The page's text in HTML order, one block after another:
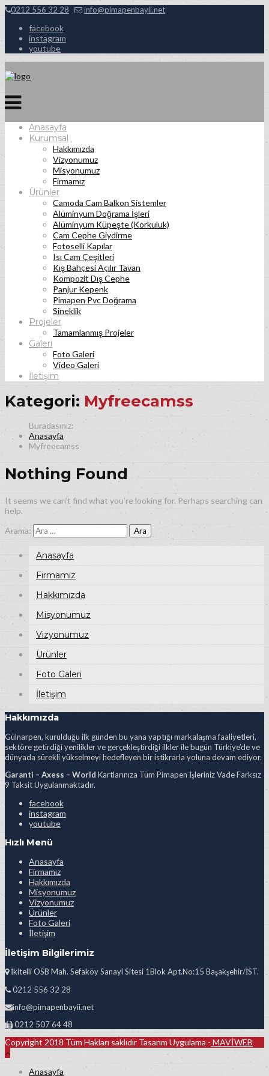
0212 556 32 28 info@pimapenbayii.net
facebook
instagram
youtube
Anasayfa
Kurumsal
Hakkımızda
Vizyonumuz
Misyonumuz
Firmamız
Ürünler
Camoda Cam Balkon Sistemler
Alüminyum Doğrama İşleri
Alüminyum Küpeşte (Korkuluk)
Cam Cephe Giydirme
Fotoselli Kapılar
Isı Cam Çeşitleri
Kış Bahçesi Açılır Tavan
Kompozit Dış Cephe
Panjur Kepenk
Pimapen Pvc Doğrama
Sineklik
Projeler
Tamamlanmış Projeler
Galeri
Foto Galeri
Video Galeri
İletişim
Kategori: Myfreecamss
Anasayfa
Myfreecamss
Nothing Found
It seems we can’t find what you’re looking for. Perhaps searching can
help.
Arama:
Anasayfa
Firmamız
Hakkımızda
Misyonumuz
Vizyonumuz
Ürünler
Foto Galeri
İletişim
Hakkımızda
Gülnarpen, kurulduğu ilk günden bu yana yaptığı markalaşma faaliyetleri,
sektöre getirdiği yenilikler ve gerçekleştirdiği ilkler ile bugün Türkiye’de ve
dünyada sürekli yükselmeyi hedefleyen bir istikrarla yoluna devam ediyor.
Garanti – Axess – World Kartlarınıza Tüm Pimapen İşleriniz Vade Farksız
9 Taksit Uygulanmaktadır.
facebook
instagram
youtube
Hızlı Menü
Anasayfa
Firmamız
Hakkımızda
Misyonumuz
Vizyonumuz
Ürünler
Foto Galeri
İletişim
İletişim Bilgilerimiz
İkitelli OSB Mah. Sefaköy Sanayi Sitesi 1Blok Apt.No:15 Başakşehir/İST.
0212 556 32 28
info@pimapenbayii.net
0212 507 64 48
Copyright 2018 Tüm Hakları saklıdır Tasarım Uygulama - MAVİWEB
Anasayfa